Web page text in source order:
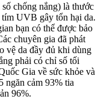
chống nắng) là thước
tím UVB gây tổn hại da.
bạn có thể được bảo
chuyên gia đã phát
vệ da đầy đủ khi dùng
phải có chỉ số tối
Gia về sức khỏe và
ngăn cảm 93% tia
96%.